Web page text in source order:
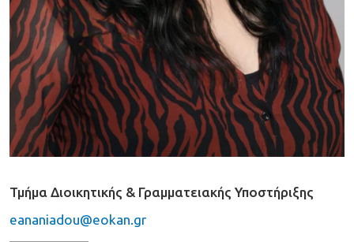
Τμήμα Διοικητικής & Γραμματειακής Υποστήριξης
eananiadou@eokan.gr